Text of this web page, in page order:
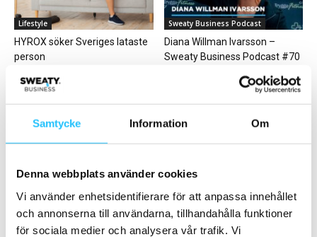
Samtycke Information Om
Denna webbplats använder cookies
Vi använder enhetsidentifierare för att anpassa innehållet
och annonserna till användarna, tillhandahålla funktioner
för sociala medier och analysera vår trafik. Vi
Lifestyle
HYROX söker Sveriges lataste
person
Sweaty Business Podcast
Diana Willman Ivarsson –
Sweaty Business Podcast #70
Business
resan bakom Intensive PT
Kost & dryck
här